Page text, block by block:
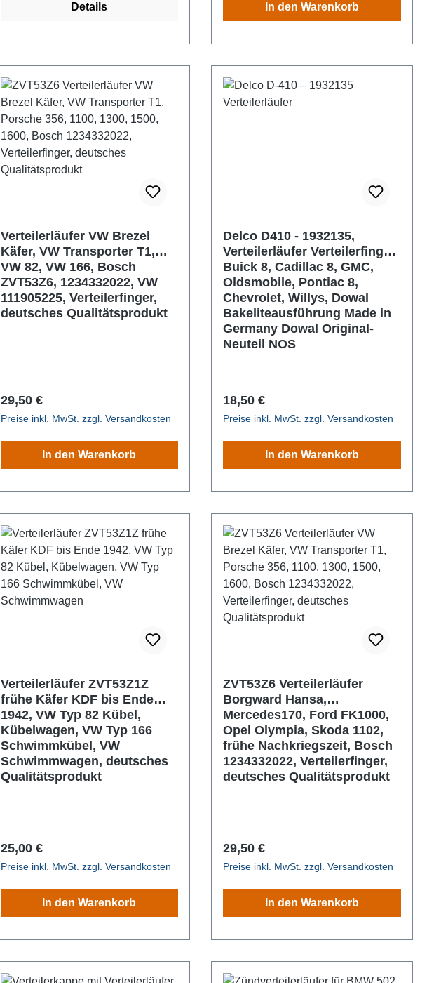
Details In den Warenkorb
Verteilerläufer VW Brezel
Käfer, VW Transporter T1,
VW 82, VW 166, Bosch
ZVT53Z6, 1234332022, VW
111905225, Verteilerfinger,
deutsches Qualitätsprodukt
Regulärer Preis:
29,50 €
Preise inkl. MwSt. zzgl. Versandkosten
In den Warenkorb
Delco D410 - 1932135,
Verteilerläufer Verteilerfinger
Buick 8, Cadillac 8, GMC,
Oldsmobile, Pontiac 8,
Chevrolet, Willys, Dowal
Bakeliteausführung Made in
Germany Dowal Original-
Neuteil NOS
Regulärer Preis:
18,50 €
Preise inkl. MwSt. zzgl. Versandkosten
In den Warenkorb
Verteilerläufer ZVT53Z1Z
frühe Käfer KDF bis Ende
1942, VW Typ 82 Kübel,
Kübelwagen, VW Typ 166
Schwimmkübel, VW
Schwimmwagen, deutsches
Qualitätsprodukt
Regulärer Preis:
25,00 €
Preise inkl. MwSt. zzgl. Versandkosten
In den Warenkorb
ZVT53Z6 Verteilerläufer
Borgward Hansa,
Mercedes170, Ford FK1000,
Opel Olympia, Skoda 1102,
frühe Nachkriegszeit, Bosch
1234332022, Verteilerfinger,
deutsches Qualitätsprodukt
Regulärer Preis:
29,50 €
Preise inkl. MwSt. zzgl. Versandkosten
In den Warenkorb